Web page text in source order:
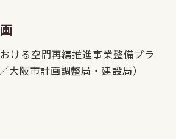
ける空間再編推進事業整備プラ
大阪市計画調整局・建設局）